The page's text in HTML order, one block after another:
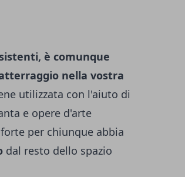
è comunque
nella vostra
utilizzata con l'aiuto di
e opere d'arte
per chiunque abbia
dal resto dello spazio